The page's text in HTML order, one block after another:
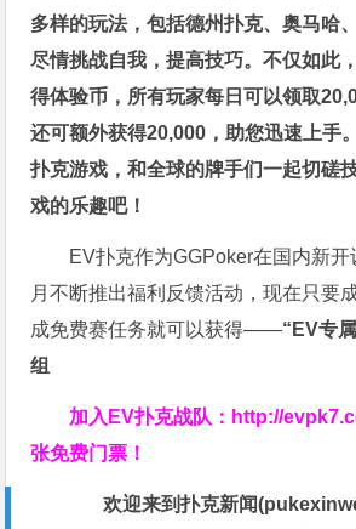
多样的玩法，包括德州扑克、奥马哈
尽情挑战自我，提高技巧。不仅如此
得体验币，所有玩家每日可以领取
还可额外获得20,000，助您迅速上手。
扑克游戏，和全球的牌手们一起切磋
戏的乐趣吧！
EV扑克作为GGPoker在国内新
月不断推出福利反馈活动，现在只要
成免费赛任务就可以获得——“EV专
组
加入EV扑克战队： http://
张免费门票！
欢迎来到扑克新闻(